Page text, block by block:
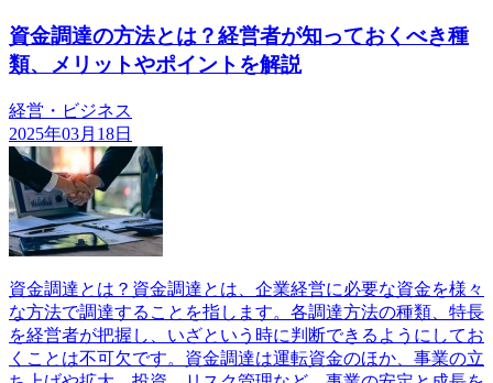
資金調達の方法とは？経営者が知っておくべき種
類、メリットやポイントを解説
経営・ビジネス
2025年03月18日
資金調達とは？資金調達とは、企業経営に必要な資金を様々
な方法で調達することを指します。各調達方法の種類、特長
を経営者が把握し、いざという時に判断できるようにしてお
くことは不可欠です。資金調達は運転資金のほか、事業の立